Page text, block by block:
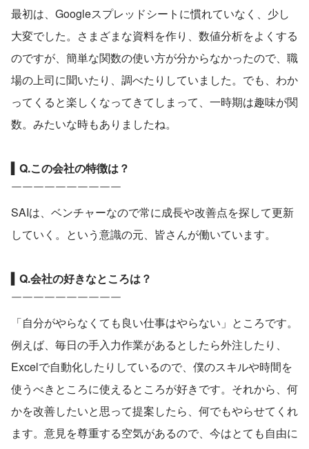
最初は、Googleスプレッドシートに慣れていなく、少し
大変でした。さまざまな資料を作り、数値分析をよくする
のですが、簡単な関数の使い方が分からなかったので、職
場の上司に聞いたり、調べたりしていました。でも、わか
ってくると楽しくなってきてしまって、一時期は趣味が関
数。みたいな時もありましたね。
▍Q.この会社の特徴は？
￣￣￣￣￣￣￣￣￣￣
SAIは、ベンチャーなので常に成長や改善点を探して更新
していく。という意識の元、皆さんが働いています。
▍Q.会社の好きなところは？
￣￣￣￣￣￣￣￣￣￣
「自分がやらなくても良い仕事はやらない」ところです。
例えば、毎日の手入力作業があるとしたら外注したり、
Excelで自動化したりしているので、僕のスキルや時間を
使うべきところに使えるところが好きです。それから、何
かを改善したいと思って提案したら、何でもやらせてくれ
ます。意見を尊重する空気があるので、今はとても自由に